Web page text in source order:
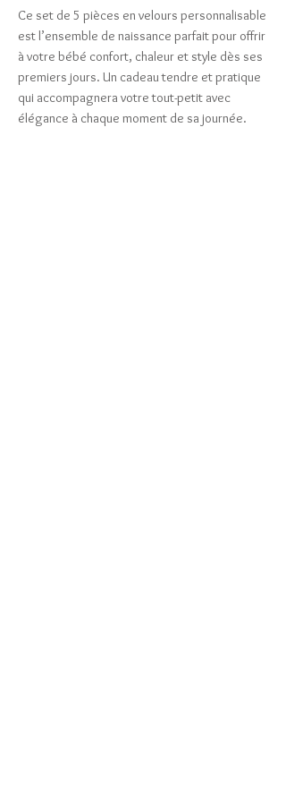
Ce set de 5 pièces en velours personnalisable
est l’ensemble de naissance parfait pour offrir
à votre bébé confort, chaleur et style dès ses
premiers jours. Un cadeau tendre et pratique
qui accompagnera votre tout-petit avec
élégance à chaque moment de sa journée.